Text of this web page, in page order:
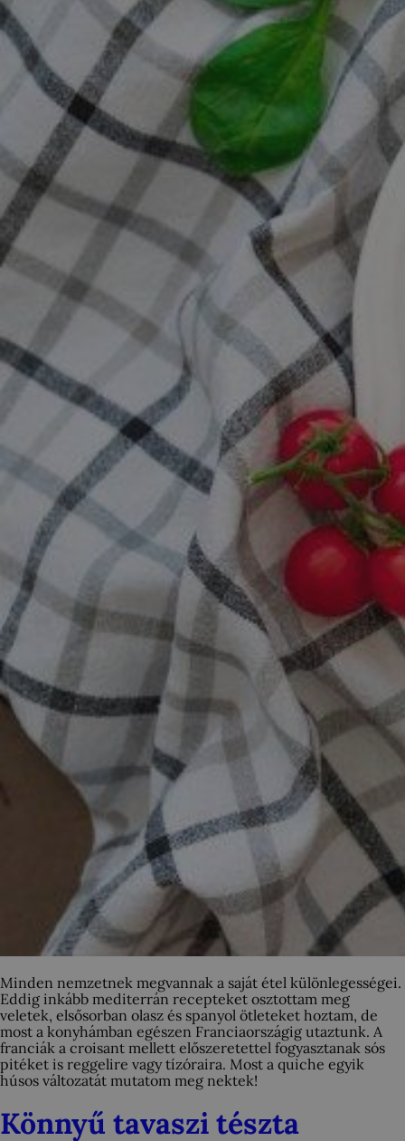
Minden nemzetnek megvannak a saját étel különlegességei.
Eddig inkább mediterrán recepteket osztottam meg
veletek, elsősorban olasz és spanyol ötleteket hoztam, de
most a konyhámban egészen Franciaországig utaztunk. A
franciák a croisant mellett előszeretettel fogyasztanak sós
pitéket is reggelire vagy tízóraira. Most a quiche egyik
húsos változatát mutatom meg nektek!
Könnyű tavaszi tészta